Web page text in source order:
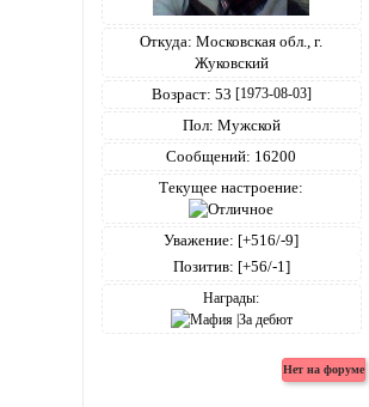
Откуда: Московская обл., г.
Жуковский
Возраст: 53 [1973-08-03]
Пол: Мужской
Сообщений: 16200
Текущее настроение:
Уважение: [+516/-9]
Позитив: [+56/-1]
Награды: